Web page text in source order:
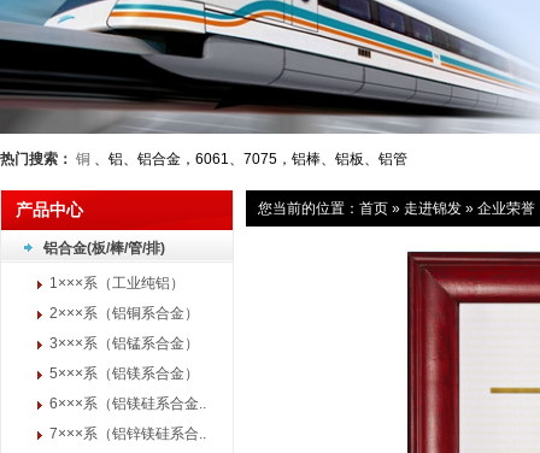
热门搜索： 铜 、铝、铝合金，6061、7075，铝棒、铝板、铝管
产品中心
铝合金(板/棒/管/排)
1×××系（工业纯铝）
2×××系（铝铜系合金）
3×××系（铝锰系合金）
5×××系（铝镁系合金）
6×××系（铝镁硅系合金..
7×××系（铝锌镁硅系合..
您当前的位置： 首页 » 走进锦发 » 企业荣誉